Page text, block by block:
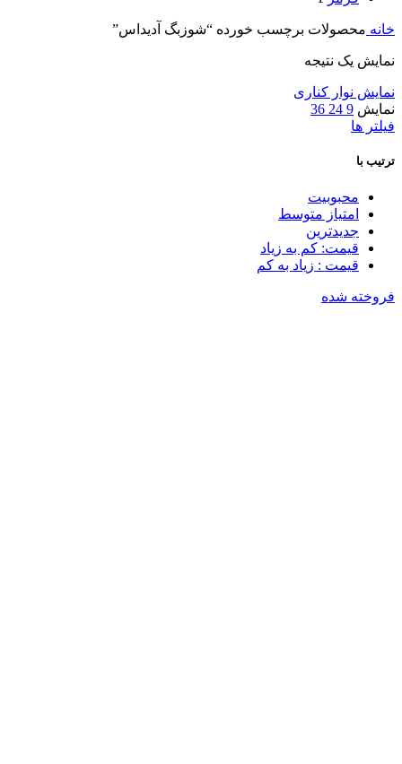
خانه محصولات برچسب خورده “شوزبگ آدیداس”
نمایش یک نتیجه
نمایش نوار کناری
نمایش 9
24
36
فیلتر ها
ترتیب با
محبوبیت
امتیاز متوسط
جدیدترین
قیمت: کم به زیاد
قیمت : زیاد به کم
فروخته شده